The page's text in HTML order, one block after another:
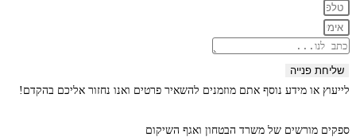
שליחת פנייה
לייעוץ או מידע נוסף אתם מוזמנים להשאיר פרטים ואנו נחזור אליכם בהקדם!
ספקים מורשים של משרד הבטחון ואגף השיקום